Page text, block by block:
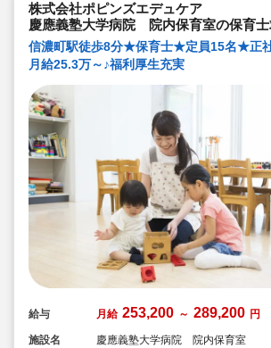
株式会社ポピンズエデュケア
慶應義塾大学病院 院内保育室の保育士
信濃町駅徒歩8分★保育士★定員15名★正
月給25.3万～♪福利厚生充実
給与 月給 253,200 ～ 289,200 円
施設名
慶應義塾大学病院 院内保育室